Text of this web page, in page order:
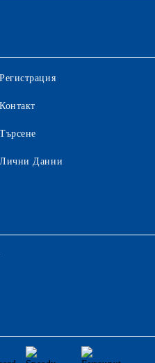
Регистрация
Контакт
Търсене
Лични Данни